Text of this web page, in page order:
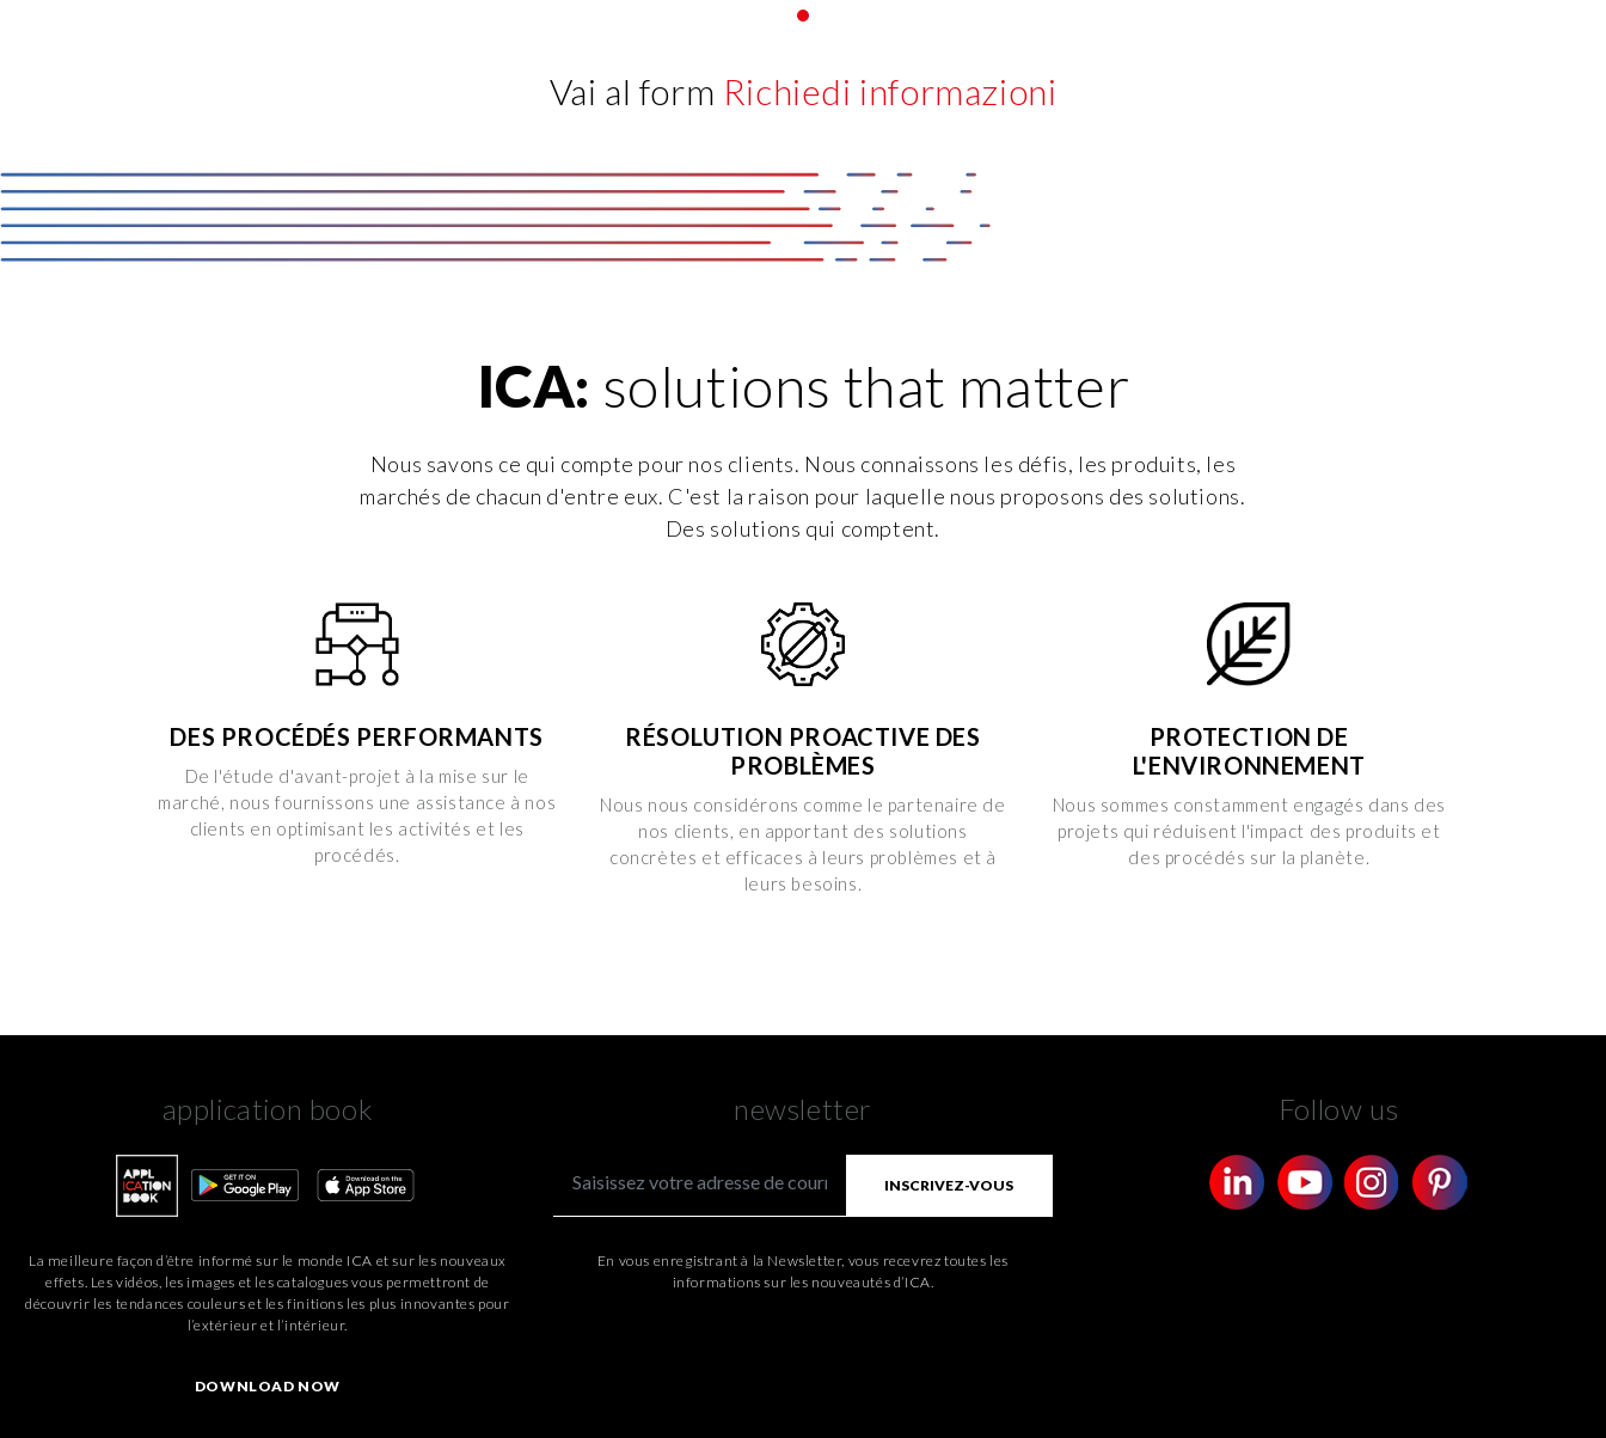
Vai al form Richiedi informazioni
ICA: solutions that matter
Nous savons ce qui compte pour nos clients. Nous connaissons les défis, les produits, les
marchés de chacun d'entre eux. C'est la raison pour laquelle nous proposons des solutions.
Des solutions qui comptent.
DES PROCÉDÉS PERFORMANTS
De l'étude d'avant-projet à la mise sur le
marché, nous fournissons une assistance à nos
clients en optimisant les activités et les
procédés.
RÉSOLUTION PROACTIVE DES
PROBLÈMES
Nous nous considérons comme le partenaire de
nos clients, en apportant des solutions
concrètes et efficaces à leurs problèmes et à
leurs besoins.
PROTECTION DE
L'ENVIRONNEMENT
Nous sommes constamment engagés dans des
projets qui réduisent l'impact des produits et
des procédés sur la planète.
application book
La meilleure façon d’être informé sur le monde ICA et sur les nouveaux
effets. Les vidéos, les images et les catalogues vous permettront de
découvrir les tendances couleurs et les finitions les plus innovantes pour
l’extérieur et l’intérieur.
DOWNLOAD NOW
newsletter
INSCRIVEZ-VOUS
En vous enregistrant à la Newsletter, vous recevrez toutes les
informations sur les nouveautés d’ICA.
Follow us